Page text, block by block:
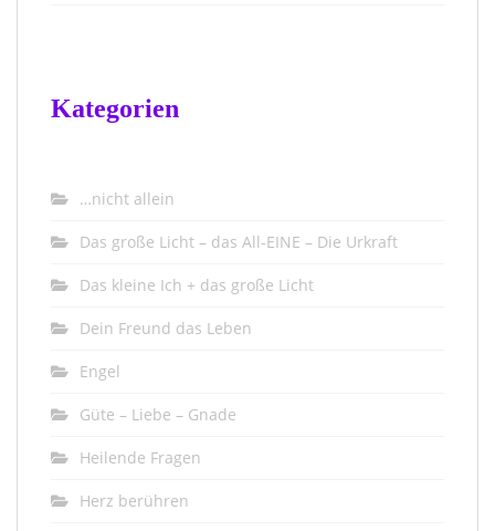
Kategorien
…nicht allein
Das große Licht – das All-EINE – Die Urkraft
Das kleine Ich + das große Licht
Dein Freund das Leben
Engel
Güte – Liebe – Gnade
Heilende Fragen
Herz berühren